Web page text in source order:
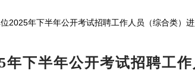
2025年下半年公开考试招聘工作人员（综合类）
下半年公开考试招聘工